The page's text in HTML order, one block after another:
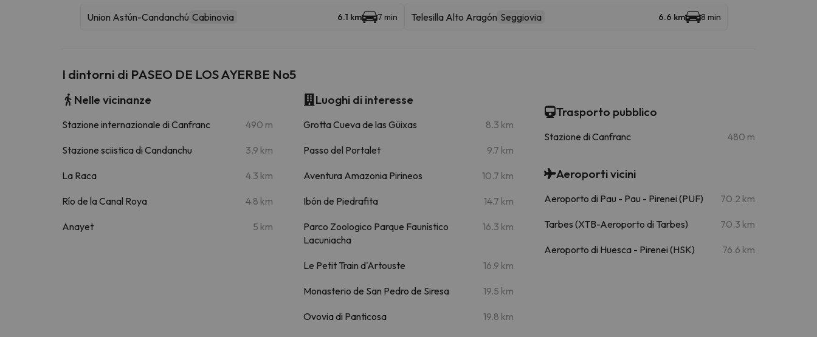
Union Astún-Candanchú Cabinovia 6.1 km 7 min Telesilla Alto Aragón Seggiovia 6.6 km 8 min
I dintorni di PASEO DE LOS AYERBE No5
Nelle vicinanze
Stazione internazionale di Canfranc 490 m
Stazione sciistica di Candanchu 3.9 km
La Raca 4.3 km
Río de la Canal Roya 4.8 km
Anayet 5 km
Luoghi di interesse
Grotta Cueva de las Güixas 8.3 km
Passo del Portalet 9.7 km
Aventura Amazonia Pirineos 10.7 km
Ibón de Piedrafita 14.7 km
Parco Zoologico Parque Faunístico
Lacuniacha
16.3 km
Le Petit Train d'Artouste 16.9 km
Monasterio de San Pedro de Siresa 19.5 km
Ovovia di Panticosa 19.8 km
Trasporto pubblico
Stazione di Canfranc 480 m
Aeroporti vicini
Aeroporto di Pau - Pau - Pirenei (PUF) 70.2 km
Tarbes (XTB-Aeroporto di Tarbes) 70.3 km
Aeroporto di Huesca - Pirenei (HSK) 76.6 km